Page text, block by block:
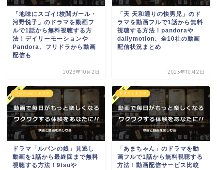
「地味にスゴイ!校閲ガール・
河野悦子」のドラマを動画フ
ルで1話から無料視聴する方
法！デイリーモーションや
Pandora、フリドラから動画
配信も
2023年10月2日
「天 天和通りの快男児」のド
ラマを動画フルで1話から無料
視聴する方法！pandoraや
dailymotion、全10社の動画
配信状況まとめ
2023年10月2日
フジテレビ｜ドラマ
ドラマ「ルパンの娘」見逃し
動画を1話から最終回まで無料
視聴する方法！9tsuや
ＮＨＫ｜ドラマ
「あまちゃん」のドラマを動
画フルで1話から無料視聴する
方法！動画配信サービス比較